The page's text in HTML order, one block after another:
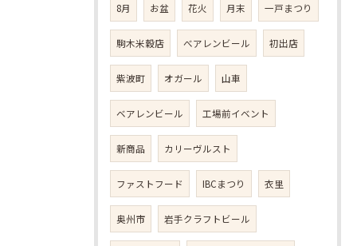
8月 お盆 花火 月末 一戸まつり
駒木米穀店 べアレンビール 初出店
紫波町 オガール 山車
ベアレンビール 工場前イベント
新商品 カリーヴルスト
ファストフード IBCまつり 衣里
奥州市 岩手クラフトビール